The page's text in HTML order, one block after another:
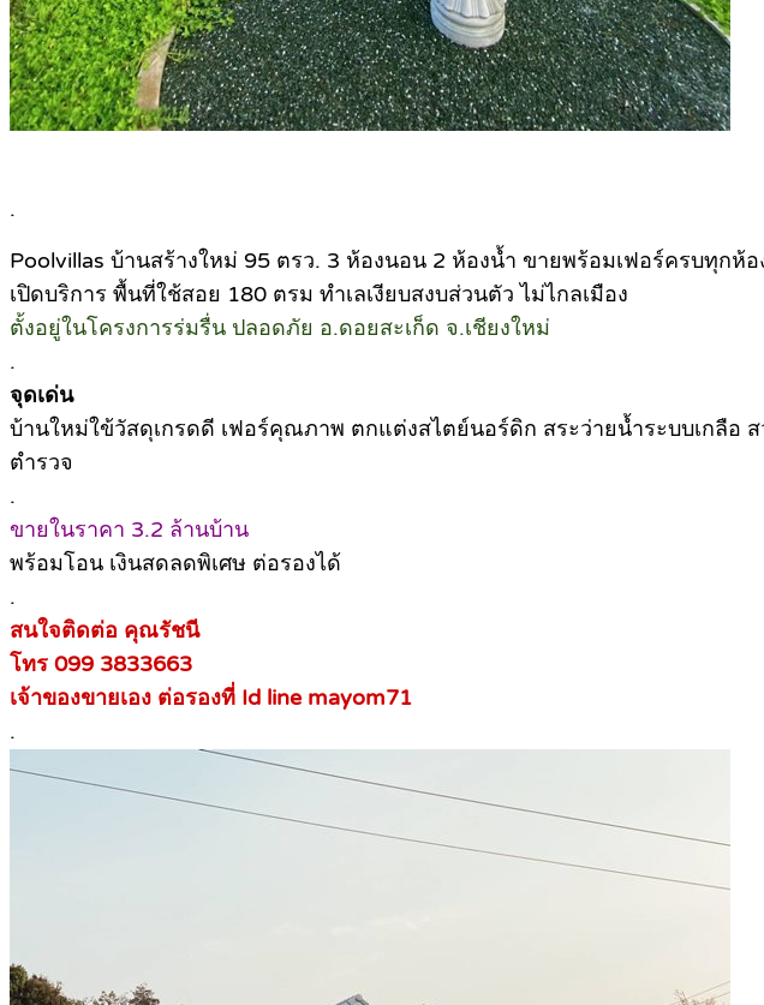
.
Poolvillas บ้านสร้างใหม่ 95 ตรว. 3 ห้องนอน 2 ห้องน้ำ ขายพร้อมเฟอร์ครบทุก
เปิดบริการ พื้นที่ใช้สอย 180 ตรม ทำเลเงียบสงบส่วนตัว ไม่ไกลเมือง
ตั้งอยู่ในโครงการร่มรื่น ปลอดภัย อ.ดอยสะเก็ด จ.เชียงใหม่
.
จุดเด่น
บ้านใหม่ใข้วัสดุเกรดดี เฟอร์คุณภาพ ตกแต่งสไตย์นอร์ดิก สระว่ายน้ำระบบเกลือ
ตำรวจ
.
ขายในราคา 3.2 ล้านบ้าน
พร้อมโอน เงินสดลดพิเศษ ต่อรองได้
.
สนใจติดต่อ คุณรัชนี
โทร 099 3833663
เจ้าของขายเอง ต่อรองที่ Id line mayom71
.